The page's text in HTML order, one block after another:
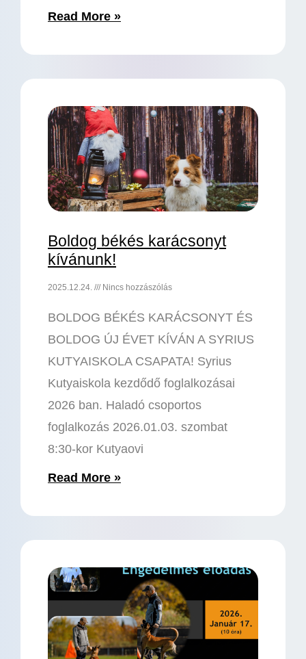
Read More »
Boldog békés karácsonyt
kívánunk!
2025.12.24. Nincs hozzászólás
BOLDOG BÉKÉS KARÁCSONYT ÉS
BOLDOG ÚJ ÉVET KÍVÁN A SYRIUS
KUTYAISKOLA CSAPATA! Syrius
Kutyaiskola kezdődő foglalkozásai
2026 ban. Haladó csoportos
foglalkozás 2026.01.03. szombat
8:30-kor Kutyaovi
Read More »